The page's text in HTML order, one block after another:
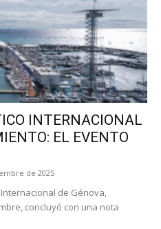
INTERNACIONAL
EL EVENTO
de 2025
de Génova,
concluyó con una nota